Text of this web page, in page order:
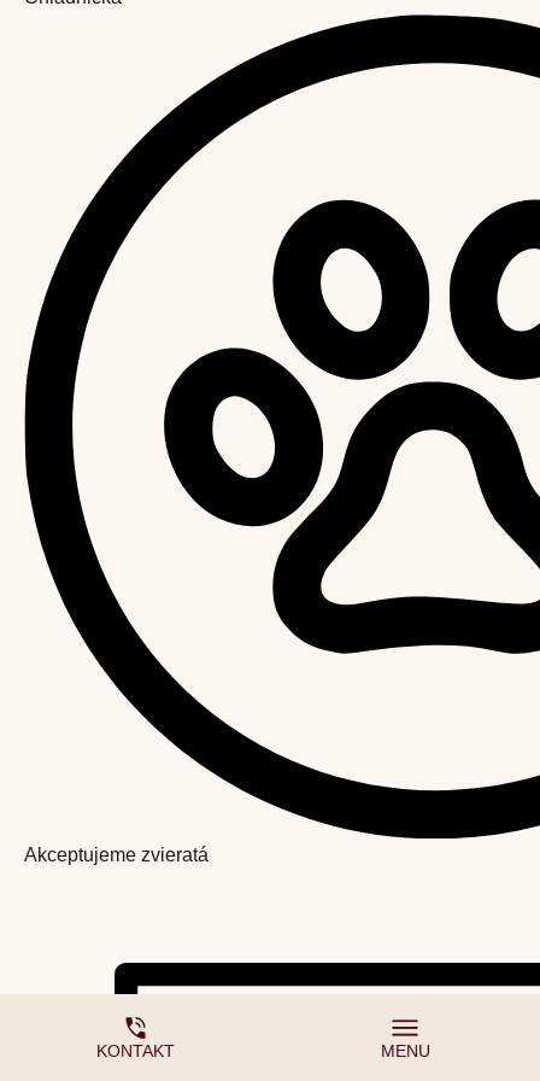
Akceptujeme zvieratá
KONTAKT MENU